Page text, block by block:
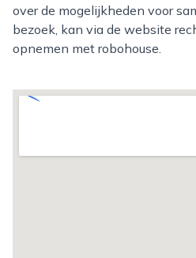
over de mogelijkheden voor
bezoek, kan via de website
opnemen met robohouse.